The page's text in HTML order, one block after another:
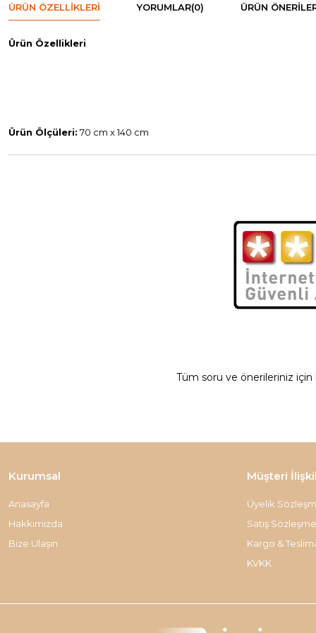
ÜRÜN ÖZELLIKLERI YORUMLAR(0) ÜRÜN
Ürün Özellikleri
Ürün Ölçüleri: 70 cm x 140 cm
Tüm soru ve önerileriniz için
Kurumsal
Anasayfa
Hakkımızda
Bize Ulaşın
Müşteri
Üyelik
Satış
Kargo &
KVKK